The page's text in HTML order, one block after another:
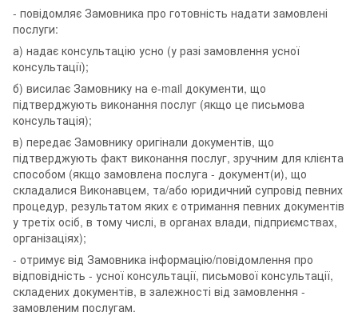
- повідомляє Замовника про готовність надати замовлені
послуги:
а) надає консультацію усно (у разі замовлення усної
консультації);
б) висилає Замовнику на e-mail документи, що
підтверджують виконання послуг (якщо це письмова
консультація);
в) передає Замовнику оригінали документів, що
підтверджують факт виконання послуг, зручним для клієнта
способом (якщо замовлена послуга - документ(и), що
складалися Виконавцем, та/або юридичний супровід певних
процедур, результатом яких є отримання певних документів
у третіх осіб, в тому числі, в органах влади, підприємствах,
організаціях);
- отримує від Замовника інформацію/повідомлення про
відповідність - усної консультації, письмової консультації,
складених документів, в залежності від замовлення -
замовленим послугам.